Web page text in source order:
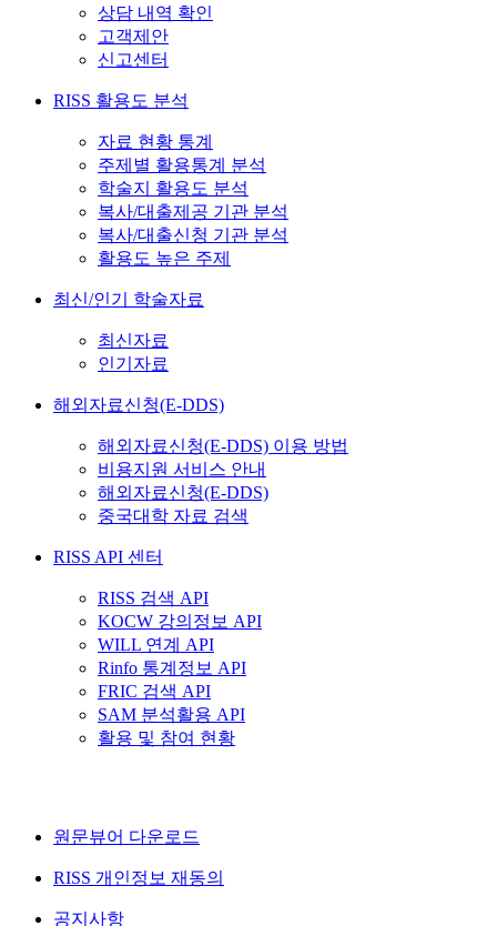
상담 내역 확인
고객제안
신고센터
RISS 활용도 분석
자료 현황 통계
주제별 활용통계 분석
학술지 활용도 분석
복사/대출제공 기관 분석
복사/대출신청 기관 분석
활용도 높은 주제
최신/인기 학술자료
최신자료
인기자료
해외자료신청(E-DDS)
해외자료신청(E-DDS) 이용 방법
비용지원 서비스 안내
해외자료신청(E-DDS)
중국대학 자료 검색
RISS API 센터
RISS 검색 API
KOCW 강의정보 API
WILL 연계 API
Rinfo 통계정보 API
FRIC 검색 API
SAM 분석활용 API
활용 및 참여 현황
원문뷰어 다운로드
RISS 개인정보 재동의
공지사항